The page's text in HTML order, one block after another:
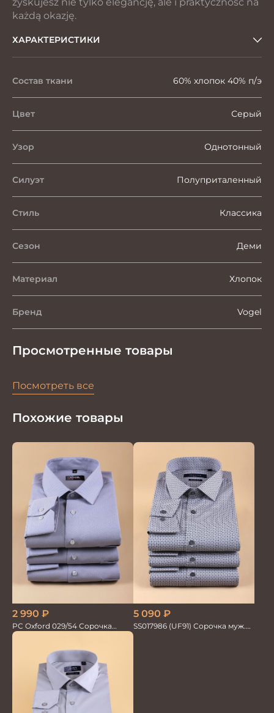
każdą okazję.
ХАРАКТЕРИСТИКИ
Состав ткани 60% хлопок 40% п/э
Цвет Серый
Узор Однотонный
Силуэт Полуприталенный
Стиль Классика
Сезон Деми
Материал Хлопок
Бренд Vogel
Просмотренные товары
Посмотреть все
Похожие товары
2 990 ₽
PC Oxford 029/54 Сорочка
5 090 ₽
SS017986 (UF91) Сорочка муж.